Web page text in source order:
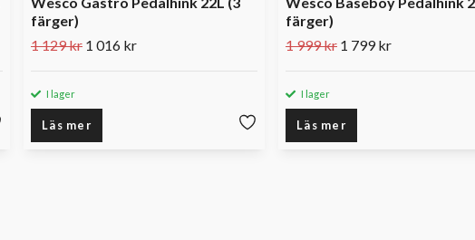
färger)
1 129 kr 1 016 kr
I lager
Läs mer
färger)
1 999 kr 1 799 kr
I lager
Läs mer